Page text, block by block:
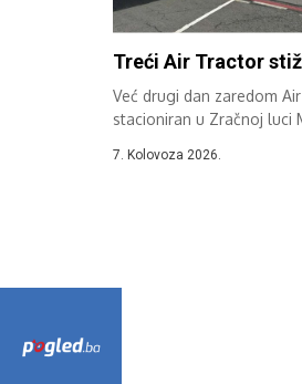
Treći Air Tractor
Već drugi dan zaredom
stacioniran u Zračnoj luci
7. Kolovoza 2026.